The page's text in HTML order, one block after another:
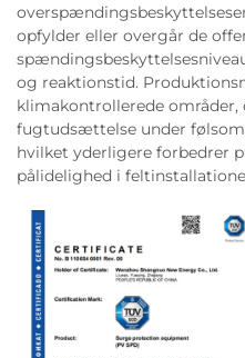
opfylder eller overgår de
og reaktionstid.
klimakontrollerede
fugtudsættelse under
hvilket yderligere forbedrer
pålidelighed i